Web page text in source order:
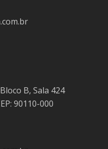
B, Sala 424
90110-000